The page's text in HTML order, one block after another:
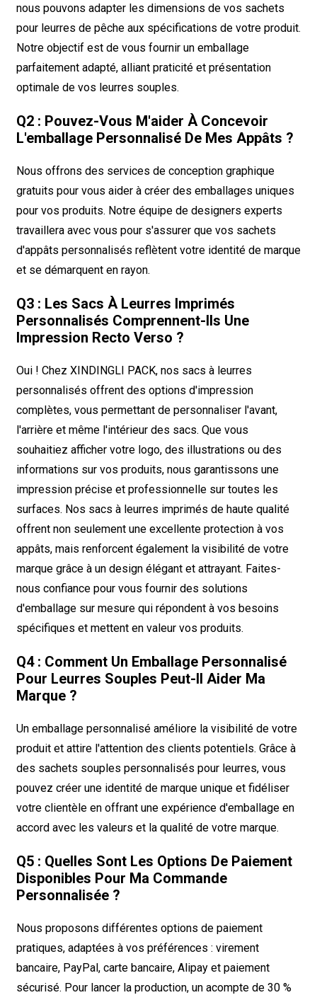
nous pouvons adapter les dimensions de vos sachets
pour leurres de pêche aux spécifications de votre produit.
Notre objectif est de vous fournir un emballage
parfaitement adapté, alliant praticité et présentation
optimale de vos leurres souples.
Q2 : Pouvez-Vous M'aider À Concevoir
L'emballage Personnalisé De Mes Appâts ?
Nous offrons des services de conception graphique
gratuits pour vous aider à créer des emballages uniques
pour vos produits. Notre équipe de designers experts
travaillera avec vous pour s'assurer que vos sachets
d'appâts personnalisés reflètent votre identité de marque
et se démarquent en rayon.
Q3 : Les Sacs À Leurres Imprimés
Personnalisés Comprennent-Ils Une
Impression Recto Verso ?
Oui ! Chez XINDINGLI PACK, nos sacs à leurres
personnalisés offrent des options d'impression
complètes, vous permettant de personnaliser l'avant,
l'arrière et même l'intérieur des sacs. Que vous
souhaitiez afficher votre logo, des illustrations ou des
informations sur vos produits, nous garantissons une
impression précise et professionnelle sur toutes les
surfaces. Nos sacs à leurres imprimés de haute qualité
offrent non seulement une excellente protection à vos
appâts, mais renforcent également la visibilité de votre
marque grâce à un design élégant et attrayant. Faites-
nous confiance pour vous fournir des solutions
d'emballage sur mesure qui répondent à vos besoins
spécifiques et mettent en valeur vos produits.
Q4 : Comment Un Emballage Personnalisé
Pour Leurres Souples Peut-Il Aider Ma
Marque ?
Un emballage personnalisé améliore la visibilité de votre
produit et attire l'attention des clients potentiels. Grâce à
des sachets souples personnalisés pour leurres, vous
pouvez créer une identité de marque unique et fidéliser
votre clientèle en offrant une expérience d'emballage en
accord avec les valeurs et la qualité de votre marque.
Q5 : Quelles Sont Les Options De Paiement
Disponibles Pour Ma Commande
Personnalisée ?
Nous proposons différentes options de paiement
pratiques, adaptées à vos préférences : virement
bancaire, PayPal, carte bancaire, Alipay et paiement
sécurisé. Pour lancer la production, un acompte de 30 %